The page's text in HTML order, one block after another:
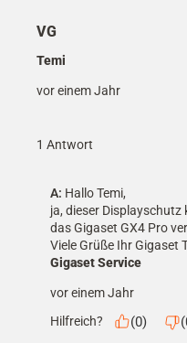
VG
Temi
vor einem Jahr
1 Antwort
A: Hallo Temi,
ja, dieser
das Gigaset GX4 Pro
Viele Grüße Ihr Gigaset
Gigaset Service
vor einem Jahr
Hilfreich?
(0) (